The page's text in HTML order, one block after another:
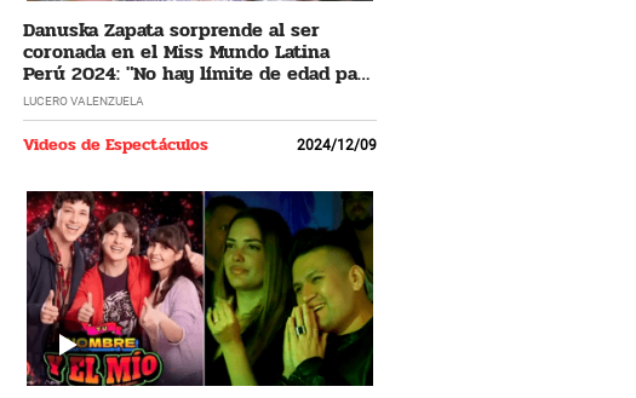
Danuska Zapata sorprende al ser
coronada en el Miss Mundo Latina
Perú 2024: "No hay límite de edad para
cumplir los sueños"
LUCERO VALENZUELA
Videos de Espectáculos 2024/12/09